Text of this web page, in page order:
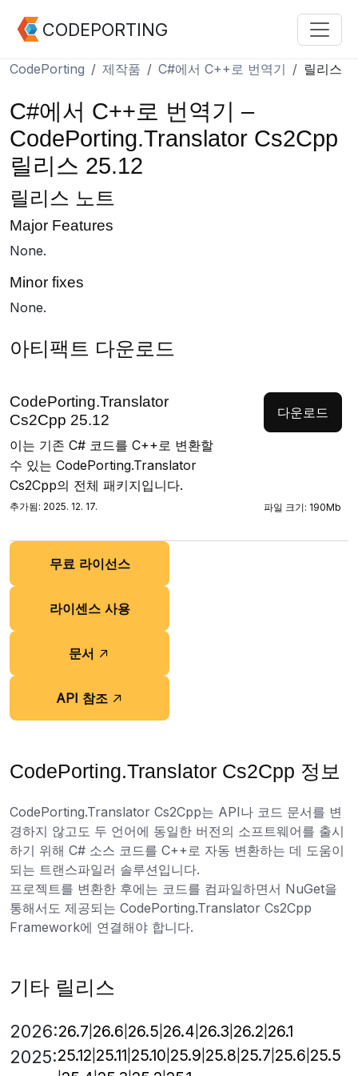
CODEPORTING
CodePorting 제작품 C#에서 C++로 번역기 릴리스
C#에서 C++로 번역기 –
CodePorting.Translator Cs2Cpp
릴리스 25.12
릴리스 노트
Major Features
None.
Minor fixes
None.
아티팩트 다운로드
CodePorting.Translator
Cs2Cpp 25.12
이는 기존 C# 코드를 C++로 변환할
수 있는 CodePorting.Translator
Cs2Cpp의 전체 패키지입니다.
추가됨: 2025. 12. 17.
다운로드
파일 크기: 190Mb
무료 라이선스
라이센스 사용
문서
API 참조
CodePorting.Translator Cs2Cpp 정보
CodePorting.Translator Cs2Cpp는 API나 코드 문서를 변
경하지 않고도 두 언어에 동일한 버전의 소프트웨어를 출시
하기 위해 C# 소스 코드를 C++로 자동 변환하는 데 도움이
되는 트랜스파일러 솔루션입니다.
프로젝트를 변환한 후에는 코드를 컴파일하면서 NuGet을
통해서도 제공되는 CodePorting.Translator Cs2Cpp
Framework에 연결해야 합니다.
기타 릴리스
2026:26.7 26.6 26.5 26.4 26.3 26.2 26.1
2025:25.12 25.11 25.10 25.9 25.8 25.7 25.6 25.5